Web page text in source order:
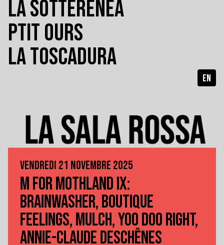
LA SOTTERENEA
PTIT OURS
LA TOSCADURA
EN
VENDREDI 21 NOVEMBRE 2025
M FOR MOTHLAND IX:
BRAINWASHER, BOUTIQUE
FEELINGS, MULCH, YOO DOO RIGHT,
ANNIE-CLAUDE DESCHÊNES